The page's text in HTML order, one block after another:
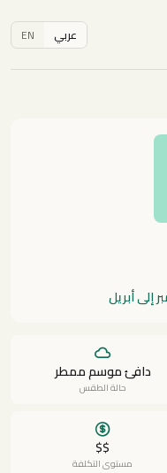
عربي EN
إلى أبريل
دافئ موسم ممطر
حالة الطقس
$$
مستوى التكلفة